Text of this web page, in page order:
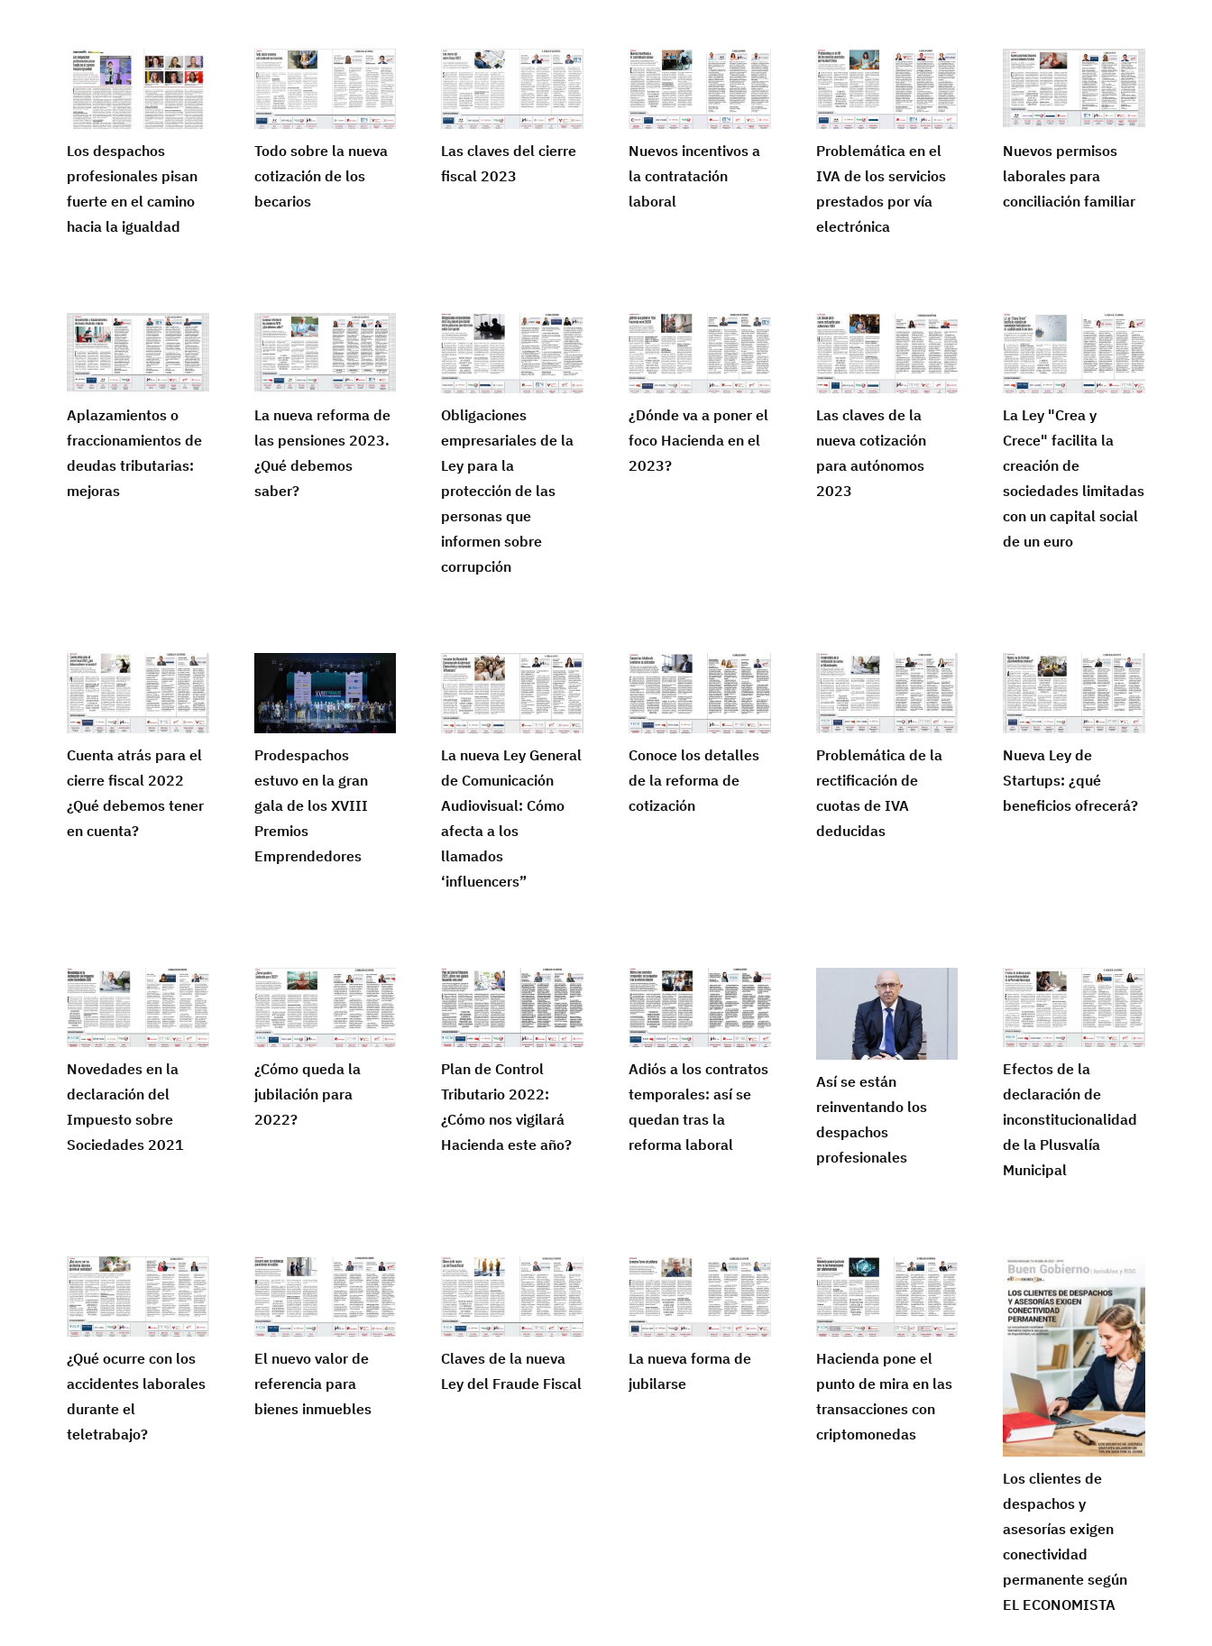
Los despachos
profesionales pisan
fuerte en el camino
hacia la igualdad
Todo sobre la nueva
cotización de los
becarios
Las claves del cierre
fiscal 2023
Nuevos incentivos a
la contratación
laboral
Problemática en el
IVA de los servicios
prestados por vía
electrónica
Nuevos permisos
laborales para
conciliación familiar
Aplazamientos o
fraccionamientos de
deudas tributarias:
mejoras
La nueva reforma de
las pensiones 2023.
¿Qué debemos
saber?
Obligaciones
empresariales de la
Ley para la
protección de las
personas que
informen sobre
corrupción
¿Dónde va a poner el
foco Hacienda en el
2023?
Las claves de la
nueva cotización
para autónomos
2023
La Ley "Crea y
Crece" facilita la
creación de
sociedades limitadas
con un capital social
de un euro
Cuenta atrás para el
cierre fiscal 2022
¿Qué debemos tener
en cuenta?
Prodespachos
estuvo en la gran
gala de los XVIII
Premios
Emprendedores
La nueva Ley General
de Comunicación
Audiovisual: Cómo
afecta a los
llamados
‘influencers”
Conoce los detalles
de la reforma de
cotización
Problemática de la
rectificación de
cuotas de IVA
deducidas
Nueva Ley de
Startups: ¿qué
beneficios ofrecerá?
Novedades en la
declaración del
Impuesto sobre
Sociedades 2021
¿Cómo queda la
jubilación para
2022?
Plan de Control
Tributario 2022:
¿Cómo nos vigilará
Hacienda este año?
Adiós a los contratos
temporales: así se
quedan tras la
reforma laboral
Así se están
reinventando los
despachos
profesionales
Efectos de la
declaración de
inconstitucionalidad
de la Plusvalía
Municipal
¿Qué ocurre con los
accidentes laborales
durante el
teletrabajo?
El nuevo valor de
referencia para
bienes inmuebles
Claves de la nueva
Ley del Fraude Fiscal
La nueva forma de
jubilarse
Hacienda pone el
punto de mira en las
transacciones con
criptomonedas
Los clientes de
despachos y
asesorías exigen
conectividad
permanente según
EL ECONOMISTA